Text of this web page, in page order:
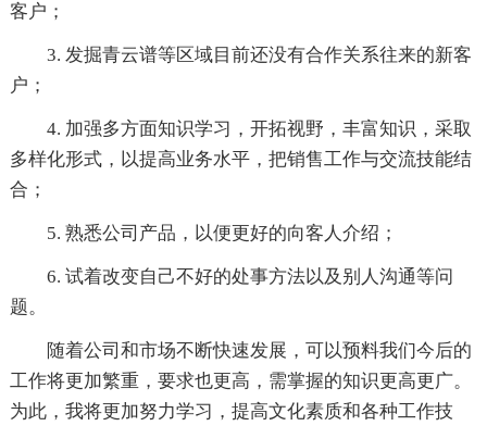
客户；
3. 发掘青云谱等区域目前还没有合作关系往来的新客
户；
4. 加强多方面知识学习，开拓视野，丰富知识，采取
多样化形式，以提高业务水平，把销售工作与交流技能结
合；
5. 熟悉公司产品，以便更好的向客人介绍；
6. 试着改变自己不好的处事方法以及别人沟通等问
题。
随着公司和市场不断快速发展，可以预料我们今后的
工作将更加繁重，要求也更高，需掌握的知识更高更广。
为此，我将更加努力学习，提高文化素质和各种工作技